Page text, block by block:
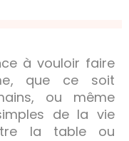
à vouloir faire
que ce soit
ou même
de la vie
la table ou